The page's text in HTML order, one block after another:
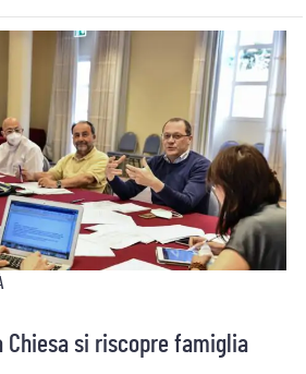
Chiesa si riscopre famiglia